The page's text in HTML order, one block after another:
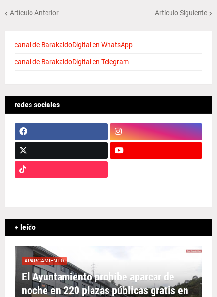
Artículo Anterior Artículo Siguiente
canal de BarakaldoDigital en WhatsApp
canal de BarakaldoDigital en Telegram
redes sociales
+ leído
APARCAMIENTO
El Ayuntamiento prohíbe aparcar de
noche en 220 plazas públicas gratis en